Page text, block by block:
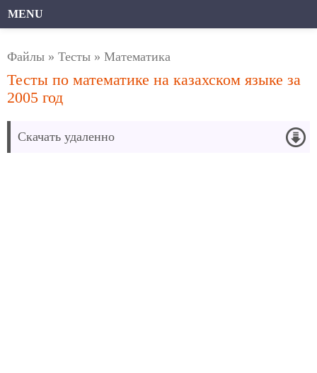
MENU
Файлы » Тесты » Математика
Тесты по математике на казахском языке за
2005 год
Скачать удаленно